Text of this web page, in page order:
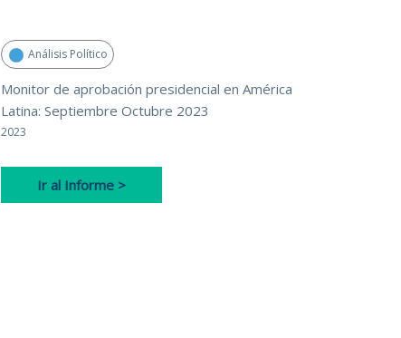
Análisis Político
Monitor de aprobación presidencial en América
Latina: Septiembre Octubre 2023
2023
Ir al Informe >